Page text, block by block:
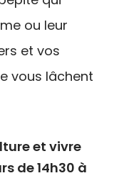
ou leur
et vos
vous lâchent
et vivre
de 14h30 à